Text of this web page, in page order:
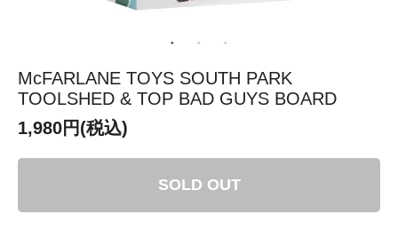
McFARLANE TOYS SOUTH PARK
TOOLSHED & TOP BAD GUYS BOARD
1,980円(税込)
SOLD OUT